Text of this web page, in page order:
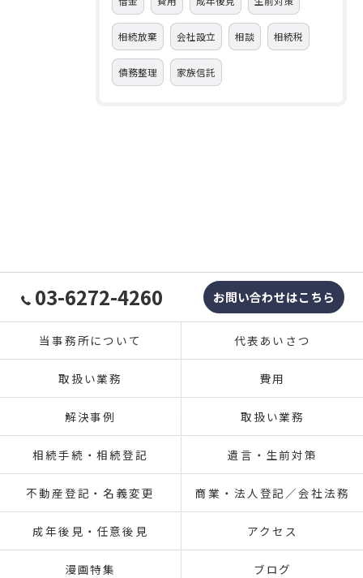
相続放棄 会社設立 相談 相続税
債務整理 家族信託
03-6272-4260 お問い合わせはこちら
当事務所について 代表あいさつ
取扱い業務 費用
解決事例 取扱い業務
相続手続・相続登記 遺言・生前対策
不動産登記・名義変更 商業・法人登記／会社法務
成年後見・任意後見 アクセス
漫画特集 ブログ